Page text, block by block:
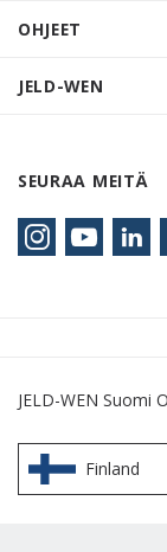
OHJEET
JELD-WEN
SEURAA MEITÄ
JELD-WEN Suomi
Finland